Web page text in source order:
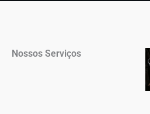
Nossos Serviços